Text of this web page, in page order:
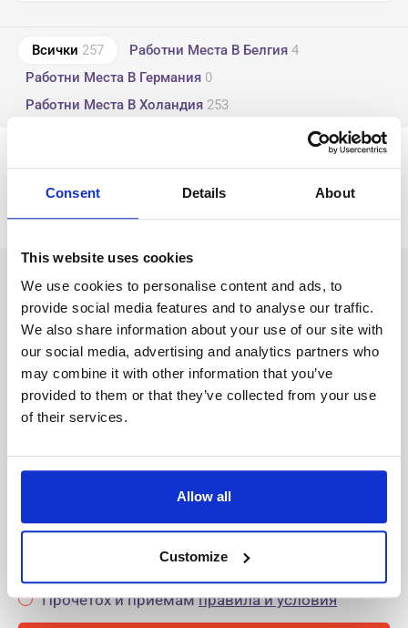
Consent Details About
This website uses cookies
We use cookies to personalise content and ads, to
provide social media features and to analyse our traffic.
We also share information about your use of our site with
our social media, advertising and analytics partners who
may combine it with other information that you’ve
provided to them or that they’ve collected from your use
of their services.
Allow all
Customize
Всички 257 Работни Места В Белгия 4
Работни Места В Германия 0
Работни Места В Холандия 253
Нищо не е намерено
Започнете със създаването на профила си
Име (на латиница)
Фамилия (на латиница)
Прочетох и приемамполитиката на
Прочетох и приемамправила и условия